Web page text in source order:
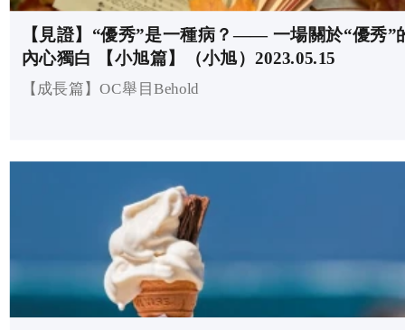
【見證】“優秀”是一種病？—— 一場關於“優秀”的
內心獨白 【小旭篇】（小旭）2023.05.15
【成長篇】OC舉目Behold